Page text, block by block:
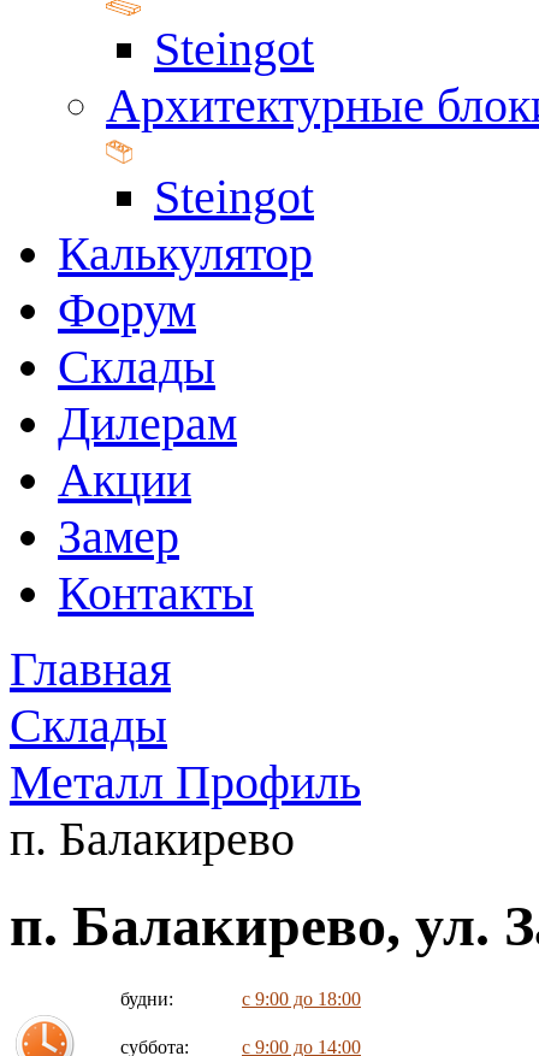
Steingot
Архитектурные
Steingot
Калькулятор
Форум
Склады
Дилерам
Акции
Замер
Контакты
Главная
Склады
Металл Профиль
п. Балакирево
п. Балакирево, ул.
будни: с 9:00 до 18:00
суббота: с 9:00 до 14:00